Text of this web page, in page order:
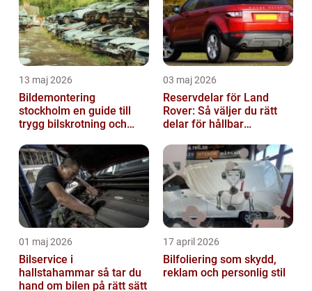
13 maj 2026
Bildemontering
stockholm en guide till
trygg bilskrotning och
03 maj 2026
Reservdelar för Land
Rover: Så väljer du rätt
delar för hållbar
01 maj 2026
Bilservice i
hallstahammar så tar du
hand om bilen på rätt sätt
17 april 2026
Bilfoliering som skydd,
reklam och personlig stil